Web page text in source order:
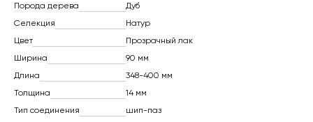
Порода дерева
Дуб
Селекция
Натур
Цвет
Прозрачный лак
Ширина
90 мм
Длина
348-400 мм
Толщина
14 мм
Тип соединения
шип-паз